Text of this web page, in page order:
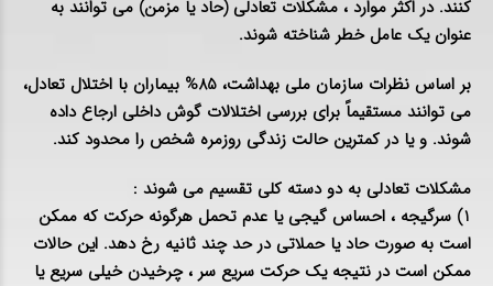
کنند. در اکثر موارد ، مشکلات تعادلی (حاد یا مزمن) می توانند به
عنوان یک عامل خطر شناخته شوند.
بر اساس نظرات سازمان ملی بهداشت، 85% بیماران با اختلال تعادل،
می توانند مستقیماً برای بررسی اختلالات گوش داخلی ارجاع داده
شوند. و یا در کمترین حالت زندگی روزمره شخص را محدود کند.
مشکلات تعادلی به دو دسته کلی تقسیم می شوند :
1) سرگیجه ، احساس گیجی یا عدم تحمل هرگونه حرکت که ممکن
است به صورت حاد یا حملاتی در حد چند ثانیه رخ دهد. این حالات
ممکن است در نتیجه یک حرکت سریع سر ، چرخیدن خیلی سریع یا